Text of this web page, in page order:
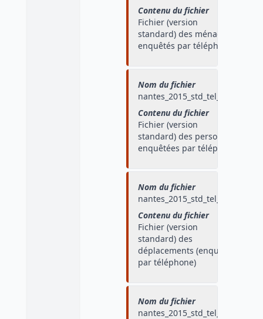
Contenu du fichier
Fichier (version
standard) des ménages
enquêtés par téléphone
Nom du fichier
nantes_2015_std_tel_pers
Contenu du fichier
Fichier (version
standard) des personnes
enquêtées par téléphone
Nom du fichier
nantes_2015_std_tel_depl
Contenu du fichier
Fichier (version
standard) des
déplacements (enquête
par téléphone)
Nom du fichier
nantes_2015_std_tel_traj